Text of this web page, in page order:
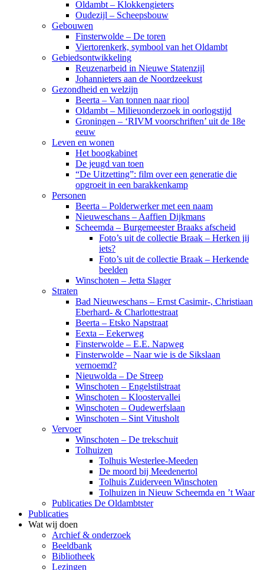
Oldambt – Klokkengieters
Oudezijl – Scheepsbouw
Gebouwen
Finsterwolde – De toren
Viertorenkerk, symbool van het Oldambt
Gebiedsontwikkeling
Reuzenarbeid in Nieuwe Statenzijl
Johannieters aan de Noordzeekust
Gezondheid en welzijn
Beerta – Van tonnen naar riool
Oldambt – Milieuonderzoek in oorlogstijd
Groningen – ‘RIVM voorschriften’ uit de 18e
eeuw
Leven en wonen
Het boogkabinet
De jeugd van toen
“De Uitzetting”: film over een generatie die
opgroeit in een barakkenkamp
Personen
Beerta – Polderwerker met een naam
Nieuweschans – Aaffien Dijkmans
Scheemda – Burgemeester Braaks afscheid
Foto’s uit de collectie Braak – Herken jij
iets?
Foto’s uit de collectie Braak – Herkende
beelden
Winschoten – Jetta Slager
Straten
Bad Nieuweschans – Ernst Casimir-, Christiaan
Eberhard- & Charlottestraat
Beerta – Etsko Napstraat
Eexta – Eekerweg
Finsterwolde – E.E. Napweg
Finsterwolde – Naar wie is de Sikslaan
vernoemd?
Nieuwolda – De Streep
Winschoten – Engelstilstraat
Winschoten – Kloostervallei
Winschoten – Oudewerfslaan
Winschoten – Sint Vitusholt
Vervoer
Winschoten – De trekschuit
Tolhuizen
Tolhuis Westerlee-Meeden
De moord bij Meedenertol
Tolhuis Zuiderveen Winschoten
Tolhuizen in Nieuw Scheemda en ’t Waar
Publicaties De Oldambtster
Publicaties
Wat wij doen
Archief & onderzoek
Beeldbank
Bibliotheek
Lezingen